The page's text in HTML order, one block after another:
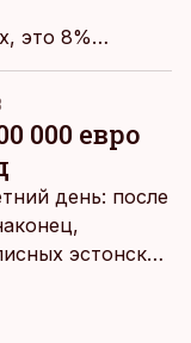
, это 8%
Самый
– в Ида-
000 евро
день: после
эстонских